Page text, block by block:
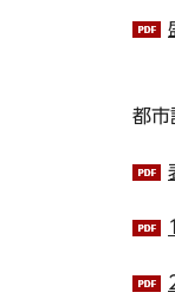
都市